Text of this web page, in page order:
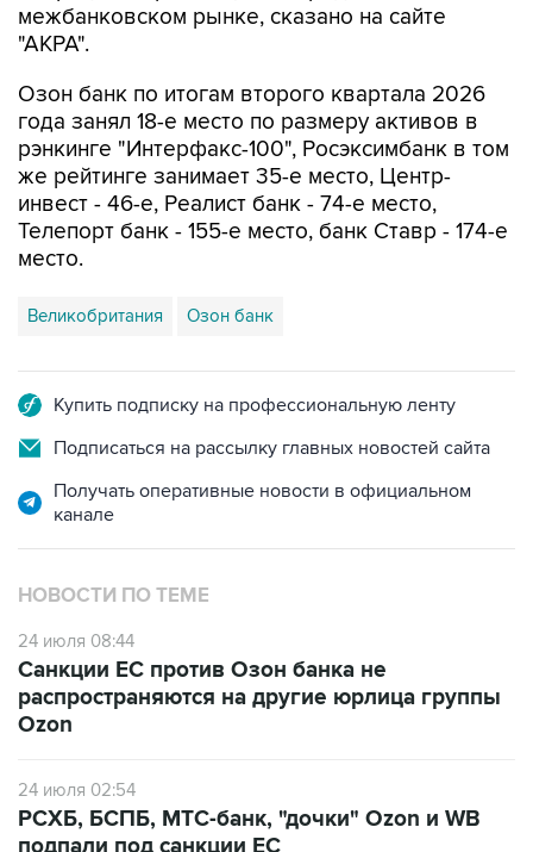
межбанковском рынке, сказано на сайте
"АКРА".
Озон банк по итогам второго квартала 2026
года занял 18-е место по размеру активов в
рэнкинге "Интерфакс-100", Росэксимбанк в том
же рейтинге занимает 35-е место, Центр-
инвест - 46-е, Реалист банк - 74-е место,
Телепорт банк - 155-е место, банк Ставр - 174-е
место.
Великобритания Озон банк
Купить подписку на профессиональную ленту
Подписаться на рассылку главных новостей сайта
Получать оперативные новости в официальном
канале
НОВОСТИ ПО ТЕМЕ
24 июля 08:44
Санкции ЕС против Озон банка не
распространяются на другие юрлица группы
Ozon
24 июля 02:54
РСХБ, БСПБ, МТС-банк, "дочки" Ozon и WB